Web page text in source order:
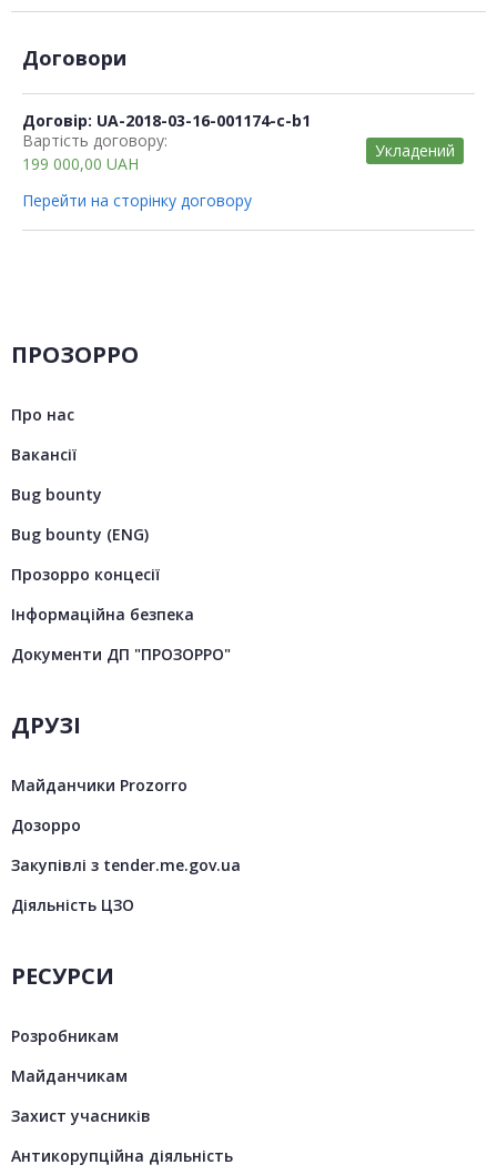
Договори
Договір: UA-2018-03-16-001174-c-b1
Вартість договору:
199 000,00 UAH
Укладений
Перейти на сторінку договору
ПРОЗОРРО
Про нас
Вакансії
Bug bounty
Bug bounty (ENG)
Прозорро концесії
Інформаційна безпека
Документи ДП "ПРОЗОРРО"
ДРУЗІ
Майданчики Prozorro
Дозорро
Закупівлі з tender.me.gov.ua
Діяльність ЦЗО
РЕСУРСИ
Розробникам
Майданчикам
Захист учасників
Антикорупційна діяльність